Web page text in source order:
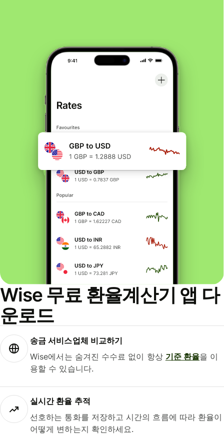
Wise 무료 환율계산기 앱 다
운로드
송금 서비스업체 비교하기
Wise에서는 숨겨진 수수료 없이 항상 기준 환율을 이
용할 수 있습니다.
실시간 환율 추적
선호하는 통화를 저장하고 시간의 흐름에 따라 환율이
어떻게 변하는지 확인하세요.